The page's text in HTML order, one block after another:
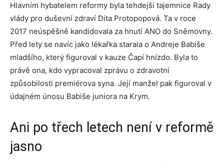
Hlavním hybatelem reformy byla tehdejší tajemnice Rady
vlády pro duševní zdraví Dita Protopopová. Ta v roce
2017 neúspěšně kandidovala za hnutí ANO do Sněmovny.
Před lety se navíc jako lékařka starala o Andreje Babiše
mladšího, který figuroval v kauze Čapí hnízdo. Byla to
právě ona, kdo vypracoval zprávu o zdravotní
způsobilosti premiérova syna. Její manžel pak figuroval v
údajném únosu Babiše juniora na Krym.
Ani po třech letech není v reformě
jasno